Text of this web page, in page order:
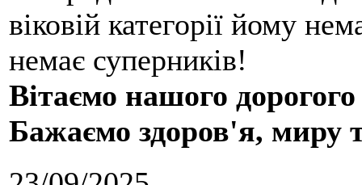
віковій категорії йому
немає суперників!
Вітаємо нашого
Бажаємо здоров'я, миру